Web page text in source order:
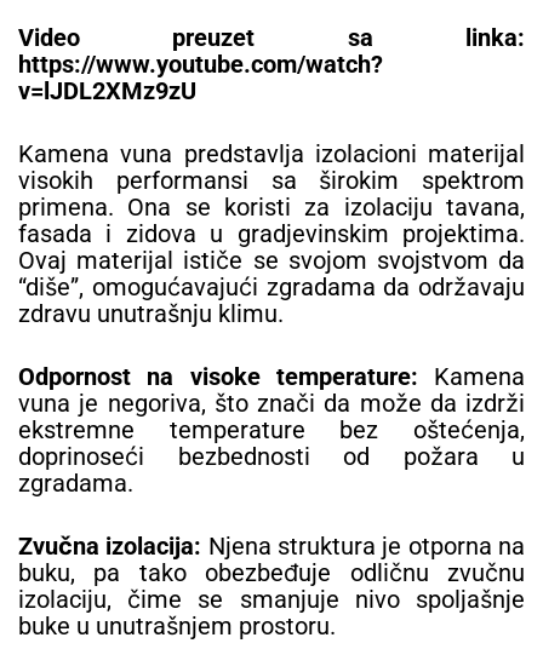
Video preuzet sa linka:
https://www.youtube.com/watch?
v=lJDL2XMz9zU
Kamena vuna predstavlja izolacioni materijal
visokih performansi sa širokim spektrom
primena. Ona se koristi za izolaciju tavana,
fasada i zidova u gradjevinskim projektima.
Ovaj materijal ističe se svojom svojstvom da
“diše”, omogućavajući zgradama da održavaju
zdravu unutrašnju klimu.
Odpornost na visoke temperature: Kamena
vuna je negoriva, što znači da može da izdrži
ekstremne temperature bez oštećenja,
doprinoseći bezbednosti od požara u
zgradama.
Zvučna izolacija: Njena struktura je otporna na
buku, pa tako obezbeđuje odličnu zvučnu
izolaciju, čime se smanjuje nivo spoljašnje
buke u unutrašnjem prostoru.